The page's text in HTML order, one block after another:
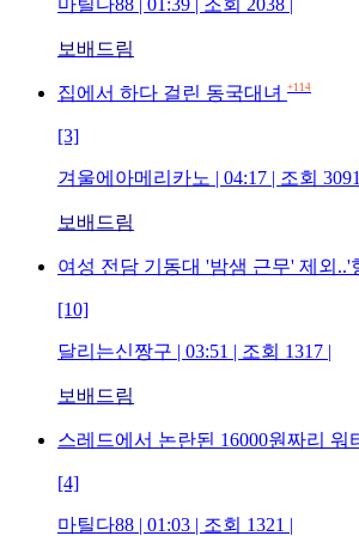
보배드림
집에서 하다 걸린 동국대녀 +114
[3]
겨울에아메리카노 | 04:17 | 조회
보배드림
여성 전담 기동대 '밤샘 근무' 제외
[10]
달리는신짱구 | 03:51 | 조회 1317 |
보배드림
스레드에서 논란된 16000원짜리 워
[4]
마틸다88 | 01:03 | 조회 1321 |